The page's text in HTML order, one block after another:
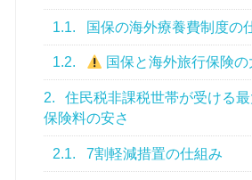
1.1. 国保の海外療養費制度の
1.2. 国保と海外旅行保険
2.
住民税非課税世帯が受ける最
保険料の安さ
2.1. 7割軽減措置の仕組み